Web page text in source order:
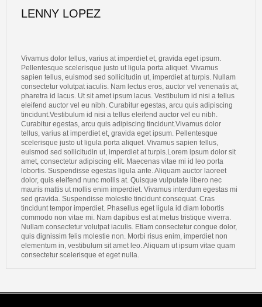
LENNY LOPEZ
Vivamus dolor tellus, varius at imperdiet et, gravida eget ipsum.
Pellentesque scelerisque justo ut ligula porta aliquet. Vivamus
sapien tellus, euismod sed sollicitudin ut, imperdiet at turpis. Nullam
consectetur volutpat iaculis. Nam lectus eros, auctor vel venenatis at,
pharetra id lacus. Ut sit amet ipsum lacus. Vestibulum id nisi a tellus
eleifend auctor vel eu nibh. Curabitur egestas, arcu quis adipiscing
tincidunt.Vestibulum id nisi a tellus eleifend auctor vel eu nibh.
Curabitur egestas, arcu quis adipiscing tincidunt.Vivamus dolor
tellus, varius at imperdiet et, gravida eget ipsum. Pellentesque
scelerisque justo ut ligula porta aliquet. Vivamus sapien tellus,
euismod sed sollicitudin ut, imperdiet at turpis.Lorem ipsum dolor sit
amet, consectetur adipiscing elit. Maecenas vitae mi id leo porta
lobortis. Suspendisse egestas ligula ante. Aliquam auctor laoreet
dolor, quis eleifend nunc mollis at. Quisque vulputate libero nec
mauris mattis ut mollis enim imperdiet. Vivamus interdum egestas mi
sed gravida. Suspendisse molestie tincidunt consequat. Cras
tincidunt tempor imperdiet. Phasellus eget ligula id diam lobortis
commodo non vitae mi. Nam dapibus est at metus tristique viverra.
Nullam consectetur volutpat iaculis. Etiam consectetur congue dolor,
quis dignissim felis molestie non. Morbi risus enim, imperdiet non
elementum in, vestibulum sit amet leo. Aliquam ut ipsum vitae quam
consectetur scelerisque et eget nulla.